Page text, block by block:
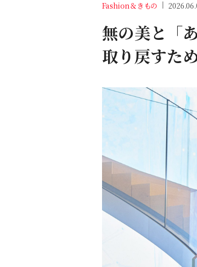
Fashion＆きもの
無の美と「
取り戻すた